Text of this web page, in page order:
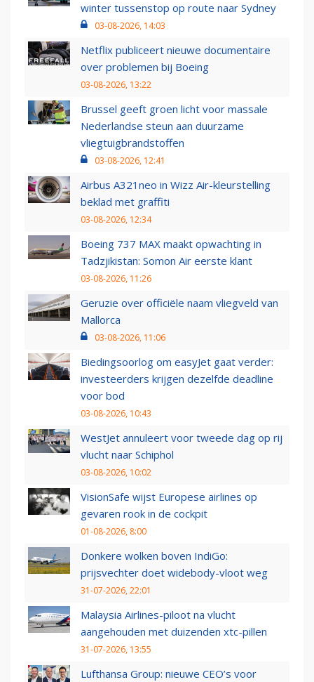
winter tussenstop op route naar Sydney
03-08-2026, 14:03
Netflix publiceert nieuwe documentaire
over problemen bij Boeing
03-08-2026, 13:22
Brussel geeft groen licht voor massale
Nederlandse steun aan duurzame
vliegtuigbrandstoffen
03-08-2026, 12:41
Airbus A321neo in Wizz Air-kleurstelling
beklad met graffiti
03-08-2026, 12:34
Boeing 737 MAX maakt opwachting in
Tadzjikistan: Somon Air eerste klant
03-08-2026, 11:26
Geruzie over officiële naam vliegveld van
Mallorca
03-08-2026, 11:06
Biedingsoorlog om easyJet gaat verder:
investeerders krijgen dezelfde deadline
voor bod
03-08-2026, 10:43
WestJet annuleert voor tweede dag op rij
vlucht naar Schiphol
03-08-2026, 10:02
VisionSafe wijst Europese airlines op
gevaren rook in de cockpit
01-08-2026, 8:00
Donkere wolken boven IndiGo:
prijsvechter doet widebody-vloot weg
31-07-2026, 22:01
Malaysia Airlines-piloot na vlucht
aangehouden met duizenden xtc-pillen
31-07-2026, 13:55
Lufthansa Group: nieuwe CEO’s voor